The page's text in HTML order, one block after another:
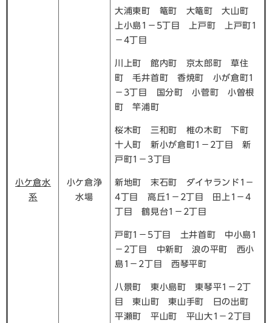
小ケ倉水
系
小ケ倉浄
水場
大浦東町 篭町 大篭町 大山町
上小島1－5丁目 上戸町 上戸町1
－4丁目
川上町 館内町 京太郎町 草住
町 毛井首町 香焼町 小が倉町1
－3丁目 国分町 小菅町 小曽根
町 竿浦町
桜木町 三和町 椎の木町 下町
十人町 新小が倉町1－2丁目 新
戸町1－3丁目
新地町 末石町 ダイヤランド1－
4丁目 高丘1－2丁目 田上1－4
丁目 鶴見台1－2丁目
戸町1－5丁目 土井首町 中小島1
－2丁目 中新町 浪の平町 西小
島1－2丁目 西琴平町
八景町 東小島町 東琴平1－2丁
目 東山町 東山手町 日の出町
平瀬町 平山町 平山大1－2丁目